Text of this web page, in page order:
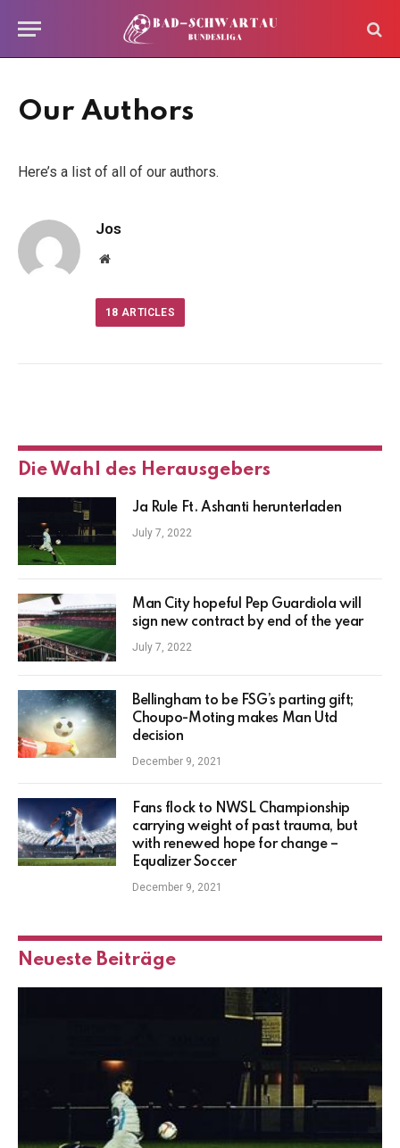
Our Authors
Here’s a list of all of our authors.
Jos
Website
18 ARTICLES
Die Wahl des Herausgebers
Ja Rule Ft. Ashanti herunterladen
July 7, 2022
Man City hopeful Pep Guardiola will
sign new contract by end of the year
July 7, 2022
Bellingham to be FSG’s parting gift;
Choupo-Moting makes Man Utd
decision
December 9, 2021
Fans flock to NWSL Championship
carrying weight of past trauma, but
with renewed hope for change –
Equalizer Soccer
December 9, 2021
Neueste Beiträge